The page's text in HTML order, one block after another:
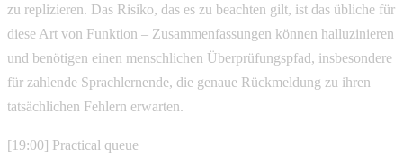
zu replizieren. Das Risiko, das es zu beachten gilt, ist das übliche für
diese Art von Funktion – Zusammenfassungen können halluzinieren
und benötigen einen menschlichen Überprüfungspfad, insbesondere
für zahlende Sprachlernende, die genaue Rückmeldung zu ihren
tatsächlichen Fehlern erwarten.
[19:00] Practical queue